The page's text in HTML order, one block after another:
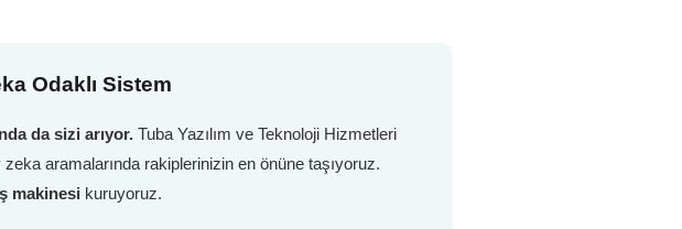
Odaklı Sistem
da sizi arıyor. Tuba Yazılım ve Teknoloji Hizmetleri
aramalarında rakiplerinizin en önüne taşıyoruz.
makinesi kuruyoruz.